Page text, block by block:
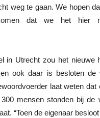
weg te gaan. We hopen
dat we het hier
in Utrecht zou het nieuwe
ook daar is besloten de
laat weten dat
mensen stonden bij de
“Toen de eigenaar